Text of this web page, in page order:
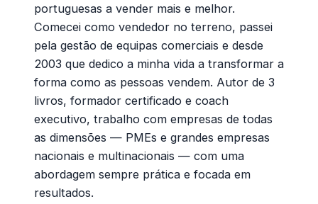
portuguesas a vender mais e melhor.
Comecei como vendedor no terreno, passei
pela gestão de equipas comerciais e desde
2003 que dedico a minha vida a transformar a
forma como as pessoas vendem. Autor de 3
livros, formador certificado e coach
executivo, trabalho com empresas de todas
as dimensões — PMEs e grandes empresas
nacionais e multinacionais — com uma
abordagem sempre prática e focada em
resultados.